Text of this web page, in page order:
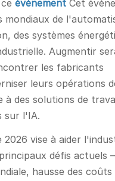
événementCet
mondiaux de
des systèmes
Augmentir
les fabricants
leurs opérations
à des solutions de
sur l'IA.
2026 vise à aider
défis actuels –
hausse des coûts